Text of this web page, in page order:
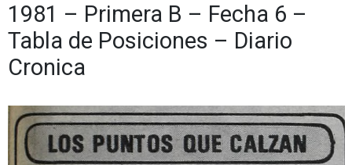
1981 – Primera B – Fecha 6 –
Tabla de Posiciones – Diario
Cronica